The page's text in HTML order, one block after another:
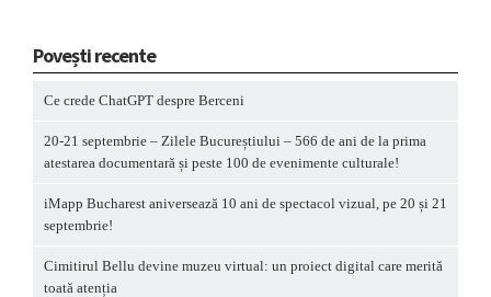
Povești recente
Ce crede ChatGPT despre Berceni
20-21 septembrie – Zilele Bucureștiului – 566 de ani de la prima
atestarea documentară și peste 100 de evenimente culturale!
iMapp Bucharest aniversează 10 ani de spectacol vizual, pe 20 și 21
septembrie!
Cimitirul Bellu devine muzeu virtual: un proiect digital care merită
toată atenția